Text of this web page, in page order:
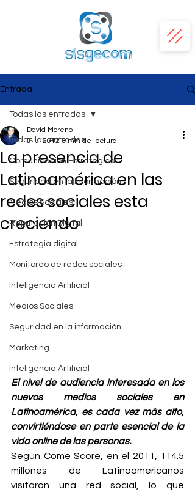
Entrada
Todas las entradas
Comunicación Estratégica
Seguridad en la Información
Medios Sociales
Reputación Digital
Estrategia digital
Monitoreo de redes sociales
Inteligencia Artificial
Medios Sociales
Seguridad en la información
Marketing
Inteligencia Artificial
Todas las entradas
La presencia de
Latinoamérica en las
redes sociales esta
creciendo
David Moreno
9 jul 2012 3 min de lectura
El nivel de audiencia interesada en los
nuevos medios sociales en
Latinoamérica, es cada vez más alto,
convirtiéndose en parte esencial de la
vida online de las personas.
Según Come Score, en el 2011, 114.5
millones de Latinoamericanos
visitaron una red social, lo que